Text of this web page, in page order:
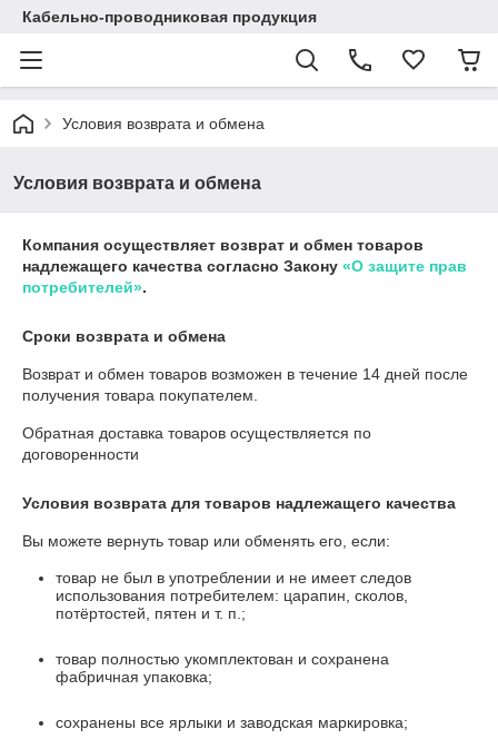
Кабельно-проводниковая продукция
Условия возврата и обмена
Условия возврата и обмена
Компания осуществляет возврат и обмен товаров
надлежащего качества согласно Закону «О защите прав
потребителей».
Сроки возврата и обмена
Возврат и обмен товаров возможен в течение 14 дней после
получения товара покупателем.
Обратная доставка товаров осуществляется по
договоренности
Условия возврата для товаров надлежащего качества
Вы можете вернуть товар или обменять его, если:
товар не был в употреблении и не имеет следов
использования потребителем: царапин, сколов,
потёртостей, пятен и т. п.;
товар полностью укомплектован и сохранена
фабричная упаковка;
сохранены все ярлыки и заводская маркировка;